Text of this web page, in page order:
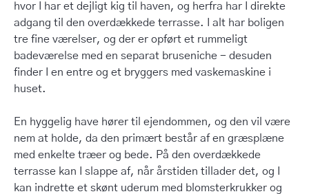
hvor I har et dejligt kig til haven, og herfra har I direkte
adgang til den overdækkede terrasse. I alt har boligen
tre fine værelser, og der er opført et rummeligt
badeværelse med en separat bruseniche - desuden
finder I en entre og et bryggers med vaskemaskine i
huset.
En hyggelig have hører til ejendommen, og den vil være
nem at holde, da den primært består af en græsplæne
med enkelte træer og bede. På den overdækkede
terrasse kan I slappe af, når årstiden tillader det, og I
kan indrette et skønt uderum med blomsterkrukker og